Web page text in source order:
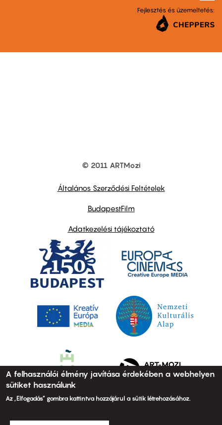
Fejlesztés és üzemeltetés:
© 2011 ARTMozi
Általános Szerződési Feltételek
BudapestFilm
Adatkezelési tájékoztató
A felhasználói élmény javítása érdekében a webhelyen
sütiket használunk
Az „Elfogadás” gombra kattintva hozzájárul a sütik létrehozásához.